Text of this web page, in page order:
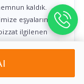
kaldık.
eşyaların
ilgilenen
titiz